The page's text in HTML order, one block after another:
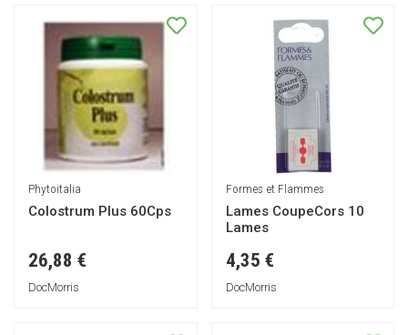
Phytoitalia
Colostrum Plus 60Cps
26,88 €
DocMorris
Formes et Flammes
Lames CoupeCors 10
Lames
4,35 €
DocMorris